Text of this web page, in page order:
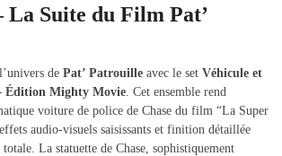
La Suite du Film Pat’
de Pat’ Patrouille avec le set Véhicule et
Édition Mighty Movie . Cet ensemble rend
voiture de police de Chase du film “La Super
audio-visuels saisissants et finition détaillée
La statuette de Chase, sophistiquement